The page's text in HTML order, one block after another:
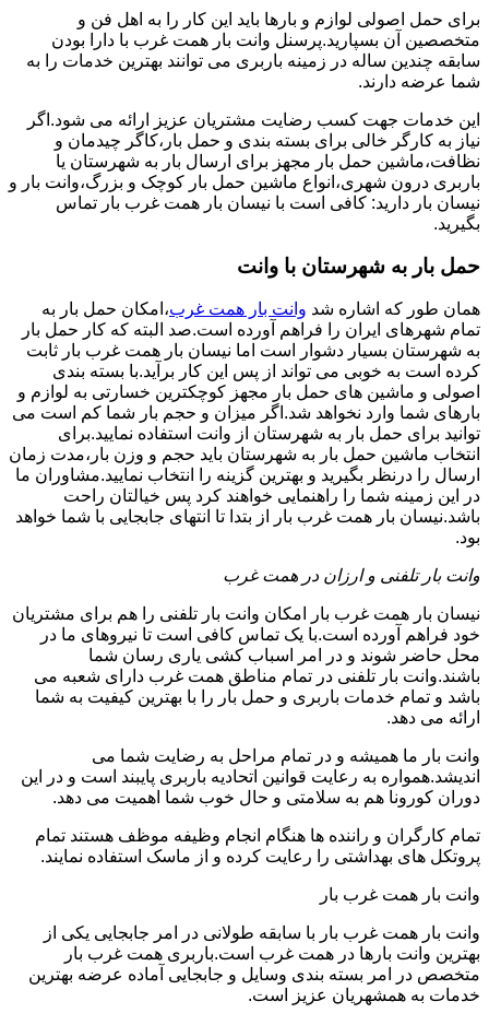
برای حمل اصولی لوازم و بارها باید این کار را به اهل فن و
متخصصین آن بسپارید.پرسنل وانت بار همت غرب با دارا بودن
سابقه چندین ساله در زمینه باربری می توانند بهترین خدمات را به
شما عرضه دارند.
این خدمات جهت کسب رضایت مشتریان عزیز ارائه می شود.اگر
نیاز به کارگر خالی برای بسته بندی و حمل بار،کاگر چیدمان و
نظافت،ماشین حمل بار مجهز برای ارسال بار به شهرستان یا
باربری درون شهری،انواع ماشین حمل بار کوچک و بزرگ،وانت بار و
نیسان بار دارید: کافی است با نیسان بار همت غرب بار تماس
بگیرید.
حمل بار به شهرستان با وانت
همان طور که اشاره شد وانت بار همت غرب،امکان حمل بار به
تمام شهرهای ایران را فراهم آورده است.صد البته که کار حمل بار
به شهرستان بسیار دشوار است اما نیسان بار همت غرب بار ثابت
کرده است به خوبی می تواند از پس این کار برآید.با بسته بندی
اصولی و ماشین های حمل بار مجهز کوچکترین خسارتی به لوازم و
بارهای شما وارد نخواهد شد.اگر میزان و حجم بار شما کم است می
توانید برای حمل بار به شهرستان از وانت استفاده نمایید.برای
انتخاب ماشین حمل بار به شهرستان باید حجم و وزن بار،مدت زمان
ارسال را درنظر بگیرید و بهترین گزینه را انتخاب نمایید.مشاوران ما
در این زمینه شما را راهنمایی خواهند کرد پس خیالتان راحت
باشد.نیسان بار همت غرب بار از بتدا تا انتهای جابجایی با شما خواهد
بود.
وانت بار تلفنی و ارزان در همت غرب
نیسان بار همت غرب بار امکان وانت بار تلفنی را هم برای مشتریان
خود فراهم آورده است.با یک تماس کافی است تا نیروهای ما در
محل حاضر شوند و در امر اسباب کشی یاری رسان شما
باشند.وانت بار تلفنی در تمام مناطق همت غرب دارای شعبه می
باشد و تمام خدمات باربری و حمل بار را با بهترین کیفیت به شما
ارائه می دهد.
وانت بار ما همیشه و در تمام مراحل به رضایت شما می
اندیشد.همواره به رعایت قوانین اتحادیه باربری پایبند است و در این
دوران کورونا هم به سلامتی و حال خوب شما اهمیت می دهد.
تمام کارگران و راننده ها هنگام انجام وظیفه موظف هستند تمام
پروتکل های بهداشتی را رعایت کرده و از ماسک استفاده نمایند.
وانت بار همت غرب بار
وانت بار همت غرب بار با سابقه طولانی در امر جابجایی یکی از
بهترین وانت بارها در همت غرب است.باربری همت غرب بار
متخصص در امر بسته بندی وسایل و جابجایی آماده عرضه بهترین
خدمات به همشهریان عزیز است.